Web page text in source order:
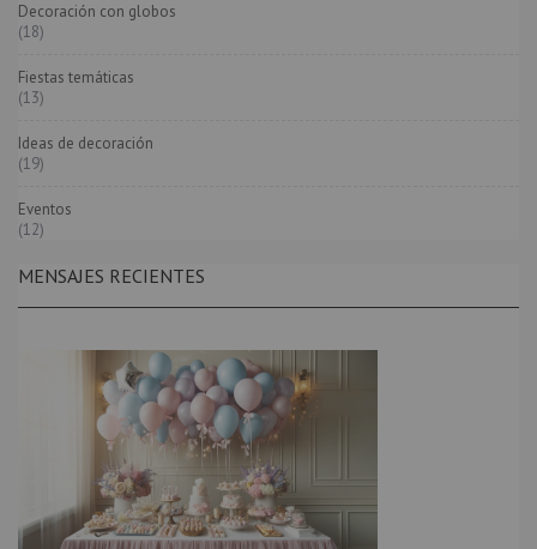
Decoración con globos
(18)
Fiestas temáticas
(13)
Ideas de decoración
(19)
Eventos
(12)
MENSAJES RECIENTES